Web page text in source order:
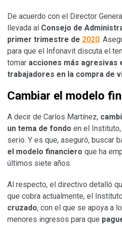
De acuerdo con el Director
llevada al Consejo de
primer trimestre de 2020.
para que el Infonavit discuta el
tomar acciones más agresivas
trabajadores en la compra de
Cambiar el modelo
A decir de Carlos Martínez,
un tema de fondo en el
serio. Y es que, aseguró, buscar
el modelo financiero que ha
últimos siete años.
Al respecto, el directivo detalló
que cobra actualmente, el
cruzado, con el que se apoya a
menores ingresos para que